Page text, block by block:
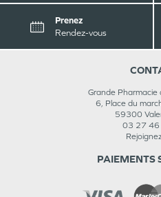
Prenez
Rendez-vous
Grande Pharmacie
6, Place du
59300
03 27 46
PAIEMENTS